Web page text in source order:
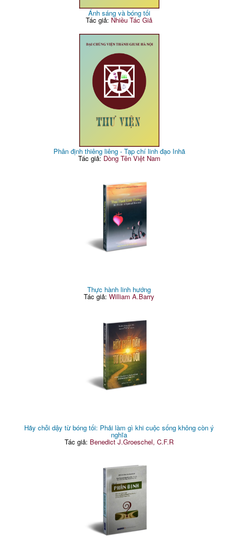
Ánh sáng và bóng tối
Tác giả: Nhiều Tác Giả
Phân định thiêng liêng - Tạp chí linh đạo Inhã
Tác giả: Dòng Tên Việt Nam
Thực hành linh hướng
Tác giả:William A.Barry
Hãy chỗi dậy từ bóng tối: Phải làm gì khi cuộc sống không còn ý
nghĩa
Tác giả: Benedict J.Groeschel, C.F.R